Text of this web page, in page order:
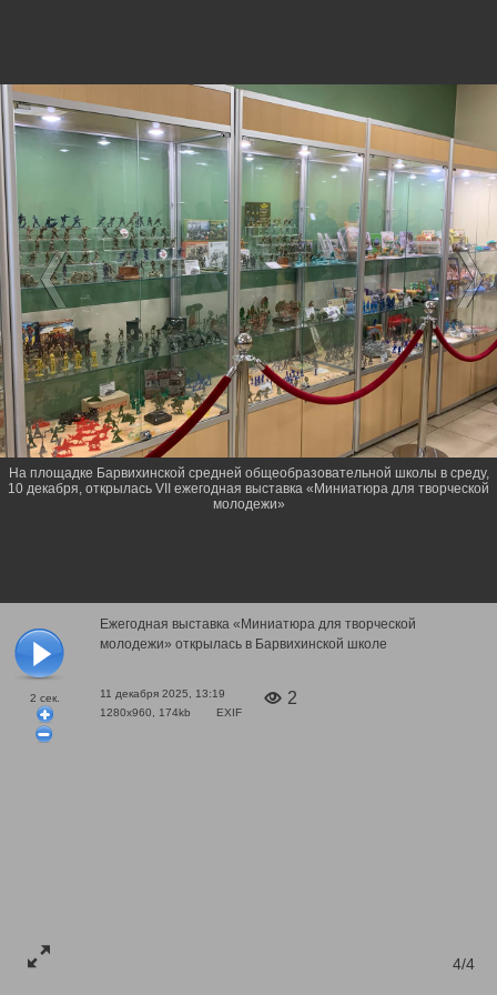
2 сек.
Ежегодная выставка «Миниатюра для творческой
молодежи» открылась в Барвихинской школе
11 декабря 2025, 13:19
1280x960, 174kb
EXIF
2
4/4
На площадке Барвихинской средней общеобразовательной школы в среду,
10 декабря, открылась VII ежегодная выставка «Миниатюра для творческой
молодежи»